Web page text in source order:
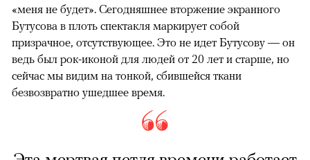
«меня не будет». Сегодняшнее вторжение экранного
Бутусова в плоть спектакля маркирует собой
призрачное, отсутствующее. Это не идет Бутусову — он
ведь был рок-иконой для людей от 20 лет и старше, но
сейчас мы видим на тонкой, сбившейся ткани
безвозвратно ушедшее время.